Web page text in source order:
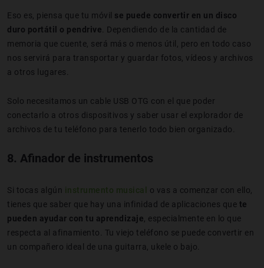
Eso es, piensa que tu móvil se puede convertir en un disco
duro portátil o pendrive. Dependiendo de la cantidad de
memoria que cuente, será más o menos útil, pero en todo caso
nos servirá para transportar y guardar fotos, vídeos y archivos
a otros lugares.
Solo necesitamos un cable USB OTG con el que poder
conectarlo a otros dispositivos y saber usar el explorador de
archivos de tu teléfono para tenerlo todo bien organizado.
8. Afinador de instrumentos
Si tocas algún instrumento musical
o vas a comenzar con ello,
tienes que saber que hay una infinidad de aplicaciones que te
pueden ayudar con tu aprendizaje, especialmente en lo que
respecta al afinamiento. Tu viejo teléfono se puede convertir en
un compañero ideal de una guitarra, ukele o bajo.